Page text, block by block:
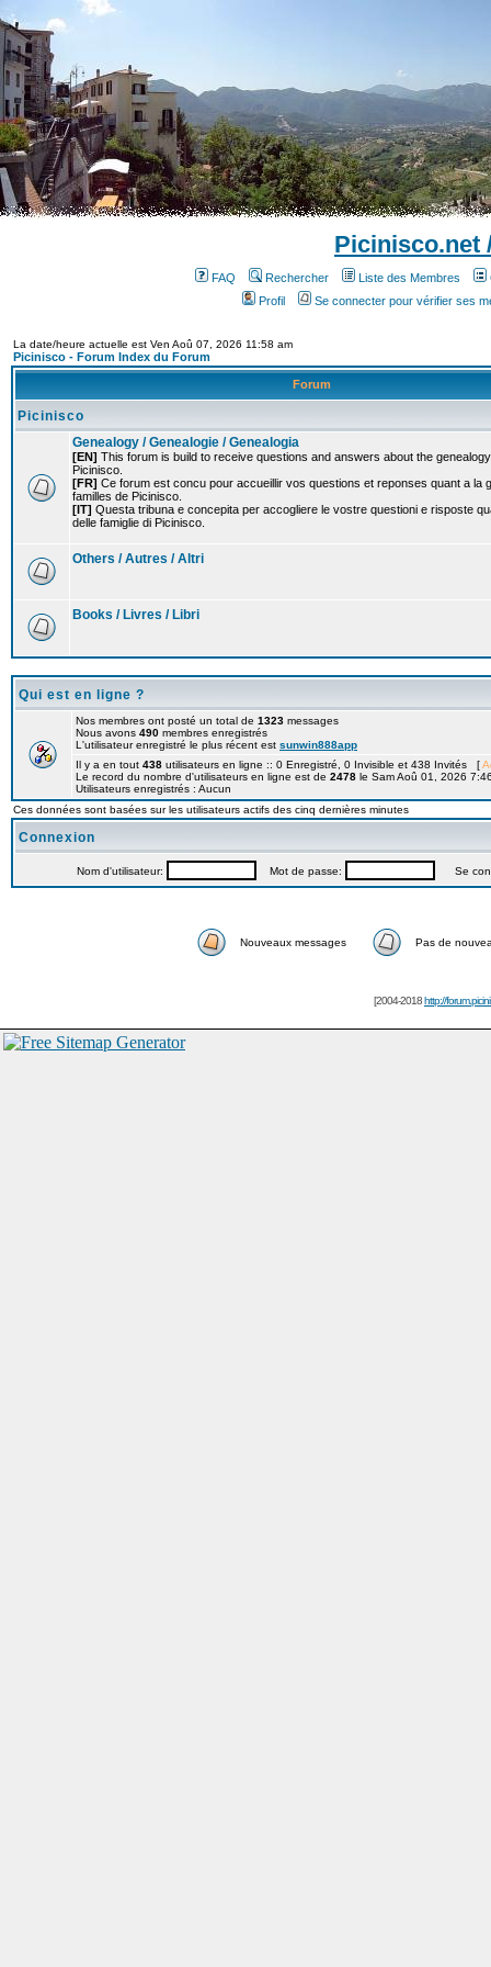
Picinisco.net
FAQ Rechercher Liste des Membres
Profil
Se connecter pour vérifier ses
La date/heure actuelle est Ven Aoû 07, 2026 11:58 am
Picinisco - Forum Index du Forum
Forum
Picinisco
Genealogy / Genealogie / Genealogia
[EN] This forum is build to receive questions and answers about the
Picinisco.
[FR] Ce forum est concu pour accueillir vos questions et reponses quant a la
familles de Picinisco.
[IT] Questa tribuna e concepita per accogliere le vostre questioni e risposte
delle famiglie di Picinisco.
Others / Autres / Altri
Books / Livres / Libri
Qui est en ligne ?
Nos membres ont posté un total de 1323 messages
Nous avons 490 membres enregistrés
L'utilisateur enregistré le plus récent est sunwin888app
Il y a en tout 438 utilisateurs en ligne :: 0 Enregistré, 0 Invisible et 438 Invités [
Le record du nombre d'utilisateurs en ligne est de 2478 le Sam Aoû 01, 2026
Utilisateurs enregistrés : Aucun
Ces données sont basées sur les utilisateurs actifs des cinq dernières minutes
Connexion
Nom d'utilisateur: Mot de passe: Se
Nouveaux messages Pas de
[2004-2018http://